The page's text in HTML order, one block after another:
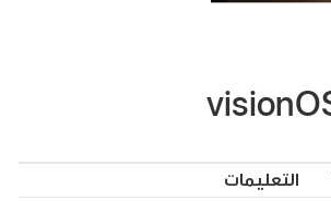
التعليمات